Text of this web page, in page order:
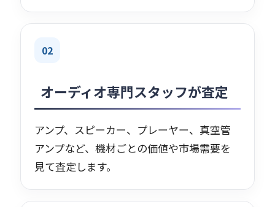
02
オーディオ専門スタッフが査定
アンプ、スピーカー、プレーヤー、真空管
アンプなど、機材ごとの価値や市場需要を
見て査定します。